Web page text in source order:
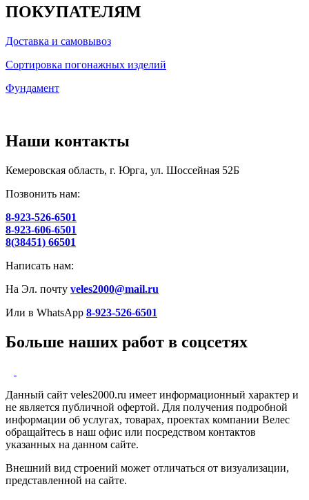
ПОКУПАТЕЛЯМ
Доставка и самовывоз
Сортировка погонажных изделий
Фундамент
Наши контакты
Кемеровская область, г. Юрга, ул. Шоссейная 52Б
Позвонить нам:
8-923-526-6501
8-923-606-6501
8(38451) 66501
Написать нам:
На Эл. почту veles2000@mail.ru
Или в WhatsApp 8-923-526-6501
Больше наших работ в соцсетях
Данный сайт veles2000.ru имеет информационный характер и
не является публичной офертой. Для получения подробной
информации об услугах, товарах, проектах компании Велес
обращайтесь в наш офис или посредством контактов
указанных на данном сайте.
Внешний вид строений может отличаться от визуализации,
представленной на сайте.